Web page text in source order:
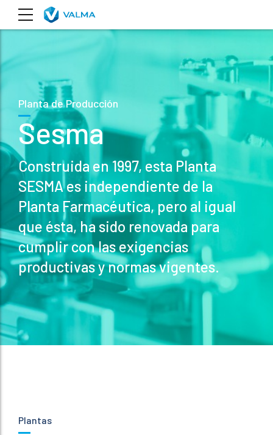
Planta de Producción
Sesma
Construida en 1997, esta Planta
SESMA es independiente de la
Planta Farmacéutica, pero al igual
que ésta, ha sido renovada para
cumplir con las exigencias
productivas y normas vigentes.
Plantas